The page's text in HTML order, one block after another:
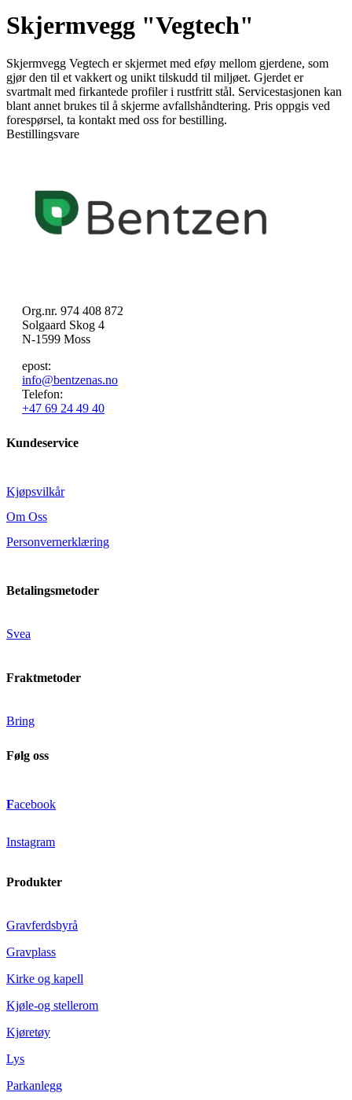
Skjermvegg "Vegtech"
Skjermvegg Vegtech er skjermet med eføy mellom gjerdene, som
gjør den til et vakkert og unikt tilskudd til miljøet. Gjerdet er
svartmalt med firkantede profiler i rustfritt stål. Servicestasjonen kan
blant annet brukes til å skjerme avfallshåndtering. Pris oppgis ved
forespørsel, ta kontakt med oss for bestilling.
Bestillingsvare
Org.nr. 974 408 872
Solgaard Skog 4
N-1599 Moss
epost:
info@bentzenas.no
Telefon:
+47 69 24 49 40
Kundeservice
Kjøpsvilkår
Om Oss
Personvernerklæring
Betalingsmetoder
Svea
Fraktmetoder
Bring
Følg oss
Facebook
Instagram
Produkter
Gravferdsbyrå
Gravplass
Kirke og kapell
Kjøle-og stellerom
Kjøretøy
Lys
Parkanlegg